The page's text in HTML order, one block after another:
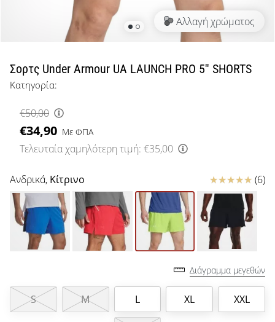
μπάσκετ
όπως
εμείς;
μαζί
μας
ως
πρεσβευτής
μάρκας
μας.
Εμφάνιση
Αλλαγή χρώματος
Σορτς Under Armour UA LAUNCH PRO 5'' SHORTS
Κατηγορία:
€50,00
€34,90 Με ΦΠΑ
Τελευταία χαμηλότερη τιμή: €35,00
Ανδρικά, Κίτρινο Κριτικές (6)
Διάγραμμα μεγεθών
S M L XL XXL